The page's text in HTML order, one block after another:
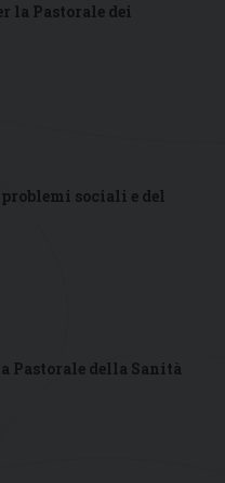
la Pastorale dei
sociali e del
Pastorale della Sanità